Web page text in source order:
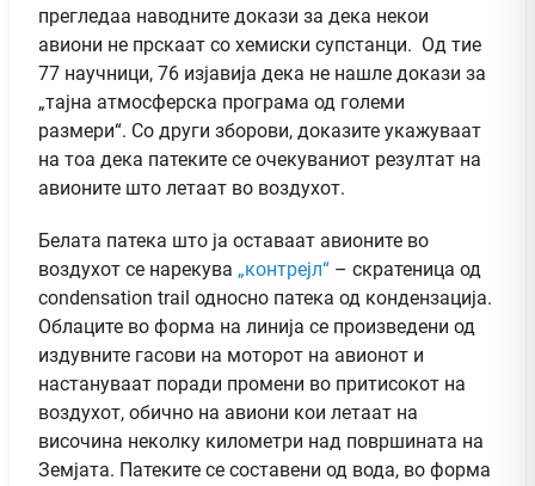
прегледаа наводните докази за дека некои
авиони не прскаат со хемиски супстанци. Од тие
77 научници, 76 изјавија дека не нашле докази за
„тајна атмосферска програма од големи
размери“. Со други зборови, доказите укажуваат
на тоа дека патеките се очекуваниот резултат на
авионите што летаат во воздухот.
Белата патека што ја оставаат авионите во
воздухот се нарекува „контрејл“ – скратеница од
condensation trail односно патека од кондензација.
Облаците во форма на линија се произведени од
издувните гасови на моторот на авионот и
настануваат поради промени во притисокот на
воздухот, обично на авиони кои летаат на
височина неколку километри над површината на
Земјата. Патеките се составени од вода, во форма